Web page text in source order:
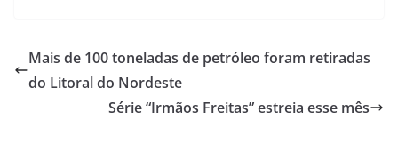
s
A
e
b
o
l e
Mais de 100 toneladas de petróleo foram retiradas
do Litoral do Nordeste
Série “Irmãos Freitas” estreia esse mês